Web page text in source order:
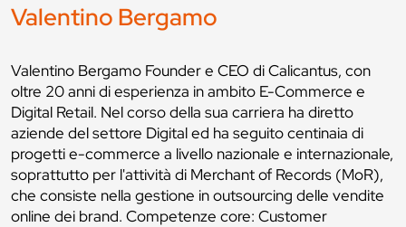
Valentino Bergamo
Valentino Bergamo Founder e CEO di Calicantus, con
oltre 20 anni di esperienza in ambito E-Commerce e
Digital Retail. Nel corso della sua carriera ha diretto
aziende del settore Digital ed ha seguito centinaia di
progetti e-commerce a livello nazionale e internazionale,
soprattutto per l'attività di Merchant of Records (MoR),
che consiste nella gestione in outsourcing delle vendite
online dei brand. Competenze core: Customer